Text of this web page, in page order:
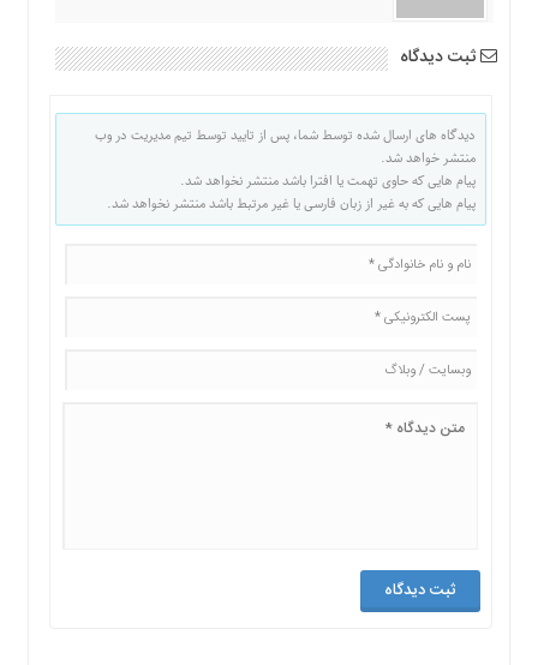
ثبت دیدگاه
دیدگاه های ارسال شده توسط شما، پس از تایید توسط تیم مدیریت در وب
منتشر خواهد شد.
پیام هایی که حاوی تهمت یا افترا باشد منتشر نخواهد شد.
پیام هایی که به غیر از زبان فارسی یا غیر مرتبط باشد منتشر نخواهد شد.